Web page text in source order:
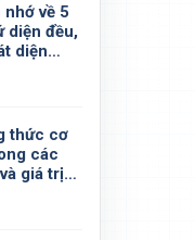
về 5
diện đều,
diện
20 mặt
thức cơ
các
giá trị